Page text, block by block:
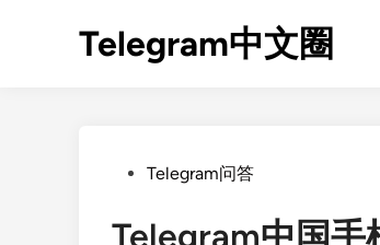
Telegram中文圈
PostedTelegram问答
Telegram中国手